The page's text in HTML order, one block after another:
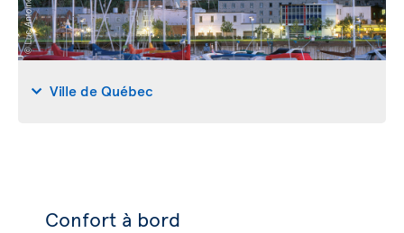
Ville de Québec
Confort à bord